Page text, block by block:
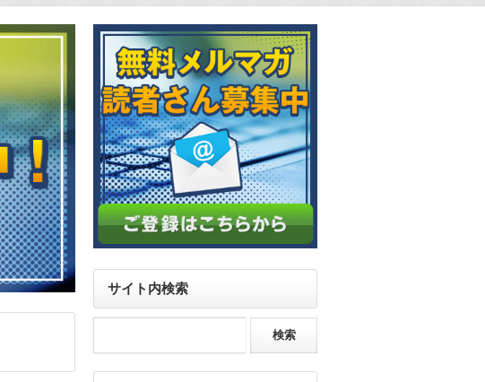
サイト内検索